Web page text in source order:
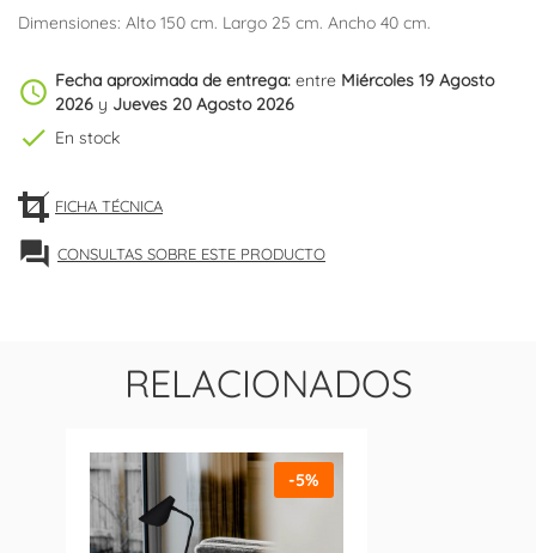
Dimensiones: Alto 150 cm. Largo 25 cm. Ancho 40 cm.
schedule Fecha aproximada de entrega: entre Miércoles 19 Agosto
2026 y Jueves 20 Agosto 2026
check En stock
FICHA TÉCNICA
forum CONSULTAS SOBRE ESTE PRODUCTO
RELACIONADOS
-5%